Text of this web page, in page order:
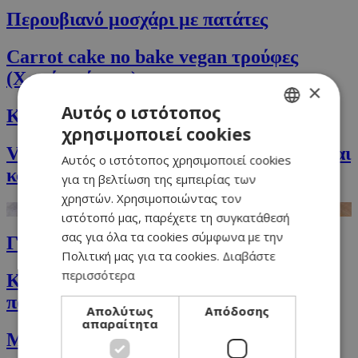
Περουβιανό μοσχάρι με πατάτες
Carrot cake no bake vegan τρούφες
(Χωρίς ψήσιμο)
Κρασάτα κουλουράκια με σουσάμι
Vegan cookies με ελαιόλαδο, σοκολάτα και
καρύδια
Γίγαντες με πάπρικα και καλαμπόκι
Κέικ με μπαχαρικά και γλάσο
πορτοκαλιού
Μους κεράσι με αναρή, αιγινό γάλα και
ENGLISH
×
Αυτός ο ιστότοπος
χρησιμοποιεί cookies
Αυτός ο ιστότοπος χρησιμοποιεί cookies
για τη βελτίωση της εμπειρίας των
χρηστών. Χρησιμοποιώντας τον
ιστότοπό μας, παρέχετε τη συγκατάθεσή
σας για όλα τα cookies σύμφωνα με την
Πολιτική μας για τα cookies. Διαβάστε
περισσότερα
Απολύτως
απαραίτητα
Απόδοσης